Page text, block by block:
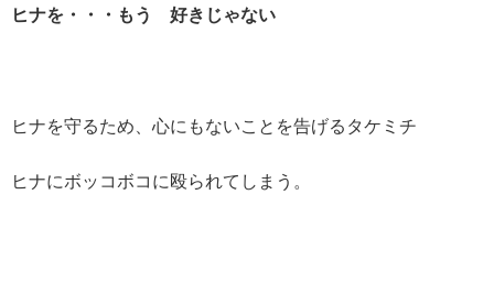
ヒナを・・・もう 好きじゃない
ヒナを守るため、心にもないことを告げるタケミチ
ヒナにボッコボコに殴られてしまう。